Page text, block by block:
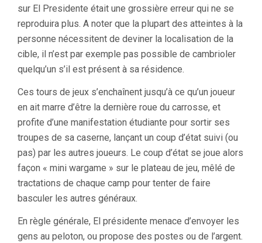
sur El Presidente était une grossière erreur qui ne se
reproduira plus. A noter que la plupart des atteintes à la
personne nécessitent de deviner la localisation de la
cible, il n’est par exemple pas possible de cambrioler
quelqu’un s’il est présent à sa résidence.
Ces tours de jeux s’enchaînent jusqu’à ce qu’un joueur
en ait marre d’être la dernière roue du carrosse, et
profite d’une manifestation étudiante pour sortir ses
troupes de sa caserne, lançant un coup d’état suivi (ou
pas) par les autres joueurs. Le coup d’état se joue alors
façon « mini wargame » sur le plateau de jeu, mêlé de
tractations de chaque camp pour tenter de faire
basculer les autres généraux.
En règle générale, El présidente menace d’envoyer les
gens au peloton, ou propose des postes ou de l’argent.